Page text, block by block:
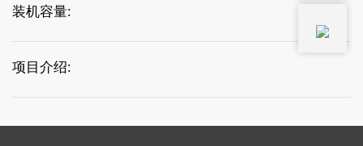
装机容量:
项目介绍: